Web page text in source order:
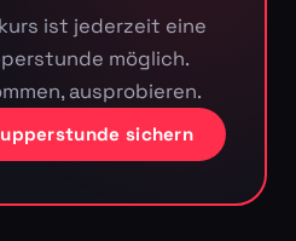
ist jederzeit eine
möglich.
ausprobieren.
sichern